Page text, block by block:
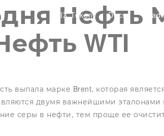
SIX Token Docs
Нефть
WTI
выпала марке Brent, которая
двумя важнейшими
серы в нефти, тем проще ее